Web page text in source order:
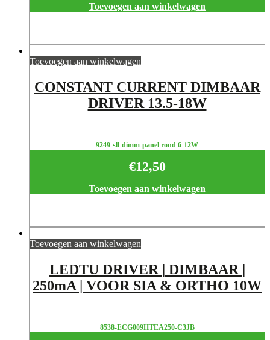
Toevoegen aan winkelwagen
Toevoegen aan winkelwagen
CONSTANT CURRENT DIMBAAR
DRIVER 13.5-18W
9249-sll-dimm-panel rond 6-12W
€12,50
Toevoegen aan winkelwagen
Toevoegen aan winkelwagen
LEDTU DRIVER | DIMBAAR |
250mA | VOOR SIA & ORTHO 10W
8538-ECG009HTEA250-C3JB